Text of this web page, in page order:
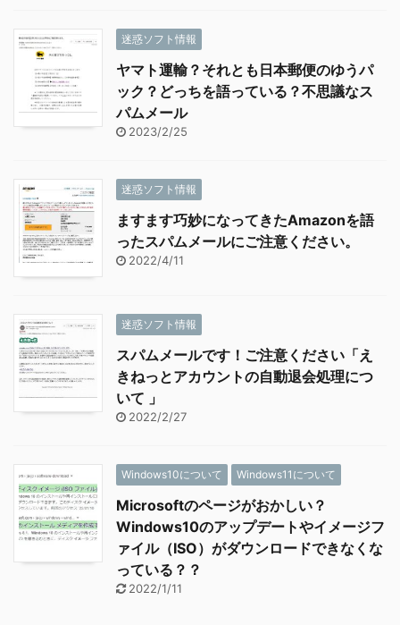
迷惑ソフト情報
ヤマト運輸？それとも日本郵便のゆうパ
ック？どっちを語っている？不思議なス
パムメール
2023/2/25
迷惑ソフト情報
ますます巧妙になってきたAmazonを語
ったスパムメールにご注意ください。
2022/4/11
迷惑ソフト情報
スパムメールです！ご注意ください「え
きねっとアカウントの自動退会処理につ
いて 」
2022/2/27
Windows10について Windows11について
Microsoftのページがおかしい？
Windows10のアップデートやイメージフ
ァイル（ISO）がダウンロードできなくな
っている？？
2022/1/11